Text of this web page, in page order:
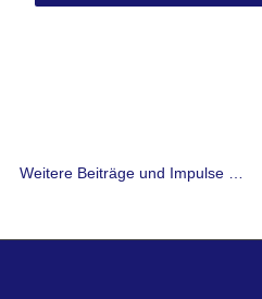
Weitere Beiträge und Impulse …